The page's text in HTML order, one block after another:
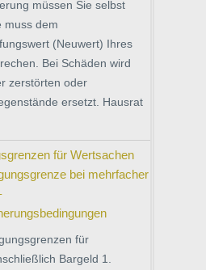
müssen Sie selbst
muss dem
(Neuwert) Ihres
Bei Schäden wird
zerstörten oder
ersetzt. Hausrat
für Wertsachen
bei mehrfacher
für
Bargeld 1.